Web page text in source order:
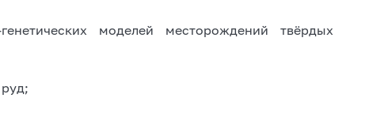
моделей месторождений твёрдых